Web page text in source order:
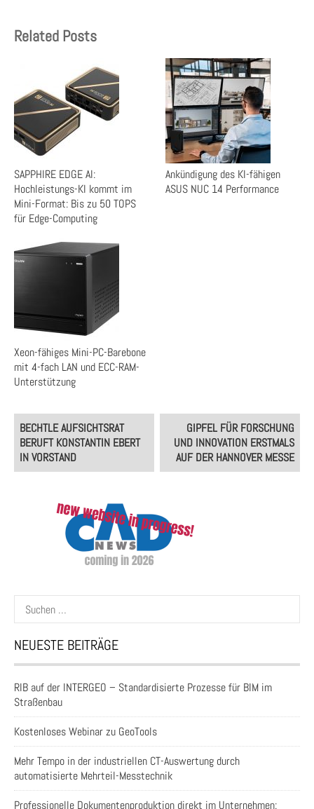
Related Posts
SAPPHIRE EDGE AI:
Hochleistungs-KI kommt im
Mini-Format: Bis zu 50 TOPS
für Edge-Computing
Ankündigung des KI-fähigen
ASUS NUC 14 Performance
Xeon-fähiges Mini-PC-Barebone
mit 4-fach LAN und ECC-RAM-
Unterstützung
Post
navigation
BECHTLE AUFSICHTSRAT
BERUFT KONSTANTIN EBERT
IN VORSTAND
GIPFEL FÜR FORSCHUNG
UND INNOVATION ERSTMALS
AUF DER HANNOVER MESSE
Suchen
nach:
NEUESTE BEITRÄGE
RIB auf der INTERGEO – Standardisierte Prozesse für BIM im
Straßenbau
Kostenloses Webinar zu GeoTools
Mehr Tempo in der industriellen CT-Auswertung durch
automatisierte Mehrteil-Messtechnik
Professionelle Dokumentenproduktion direkt im Unternehmen: